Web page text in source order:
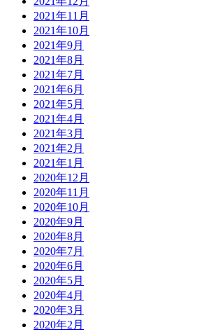
2021年11月
2021年10月
2021年9月
2021年8月
2021年7月
2021年6月
2021年5月
2021年4月
2021年3月
2021年2月
2021年1月
2020年12月
2020年11月
2020年10月
2020年9月
2020年8月
2020年7月
2020年6月
2020年5月
2020年4月
2020年3月
2020年2月